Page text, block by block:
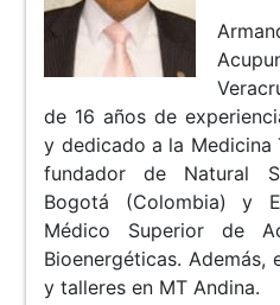
de 16 años de
y dedicado a la Medicina
fundador de Natural
Bogotá (Colombia) y
Médico Superior de
Bioenergéticas.
y talleres en MT Andina.